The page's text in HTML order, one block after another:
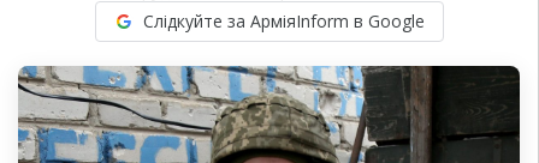
Слідкуйте за АрміяInform в Google